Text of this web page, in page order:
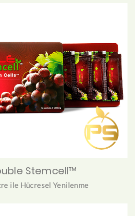
Stemcell™
ile Hücresel Yenilenme